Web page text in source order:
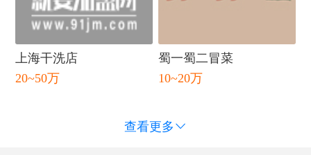
上海干洗店
20~50万
蜀一蜀二冒菜
10~20万
查看更多 